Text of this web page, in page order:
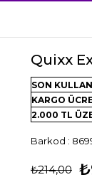
Quixx
SON
KARGO
2.000 TL
Barkod :
₺214,00